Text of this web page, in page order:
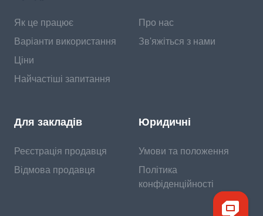
Як це працює
Варіанти використання
Ціни
Найчастіші запитання
Про нас
Зв'яжіться з нами
Для закладів
Реєстрація продавця
Відмова продавця
Юридичні
Умови та положення
Політика
конфіденційності